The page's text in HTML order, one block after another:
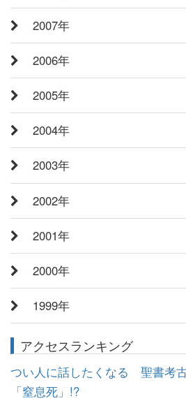
2007年
2006年
2005年
2004年
2003年
2002年
2001年
2000年
1999年
アクセスランキング
つい人に話したくなる 聖書考
「窒息死」!?